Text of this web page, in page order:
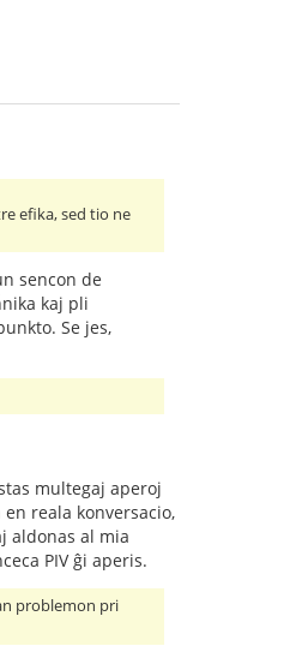
efika, sed tio ne
sencon de
kaj pli
Se jes,
multegaj aperoj
reala konversacio,
aldonas al mia
PIV ĝi aperis.
problemon pri